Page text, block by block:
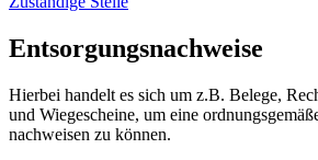
Entsorgungsnachweise
Hierbei handelt es sich um z.B. Belege,
und Wiegescheine, um eine
nachweisen zu können.